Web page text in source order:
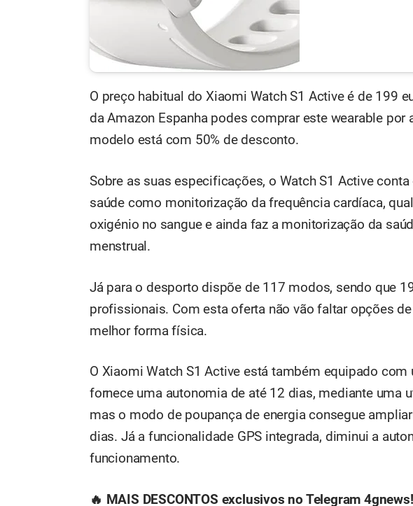
O preço habitual do Xiaomi Watch S1 Active é de 199
da Amazon Espanha podes comprar este wearable por
modelo está com 50% de desconto.
Sobre as suas especificações, o Watch S1 Active
saúde como monitorização da frequência cardíaca,
oxigénio no sangue e ainda faz a monitorização da
menstrual.
Já para o desporto dispõe de 117 modos, sendo que
profissionais. Com esta oferta não vão faltar opções
melhor forma física.
O Xiaomi Watch S1 Active está também equipado
fornece uma autonomia de até 12 dias, mediante uma
mas o modo de poupança de energia consegue
dias. Já a funcionalidade GPS integrada, diminui a
funcionamento.
🔥 MAIS DESCONTOS exclusivos no Telegram 4gnews!